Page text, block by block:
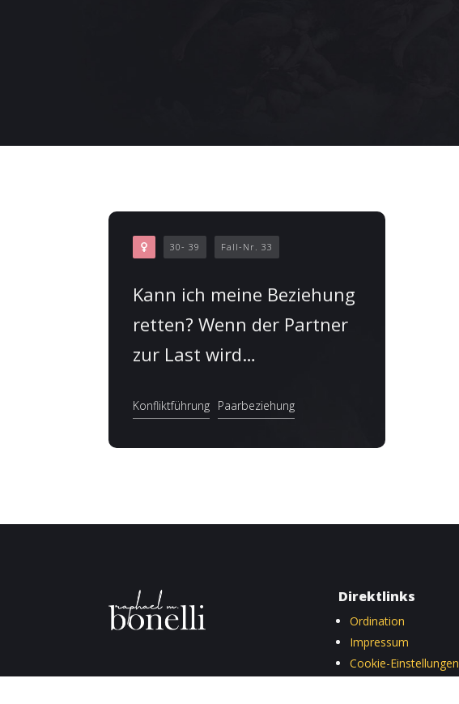
30- 39 Fall-Nr. 33
Kann ich meine Beziehung
retten? Wenn der Partner
zur Last wird…
Konfliktführung Paarbeziehung
Direktlinks
Ordination
Impressum
Cookie-Einstellungen